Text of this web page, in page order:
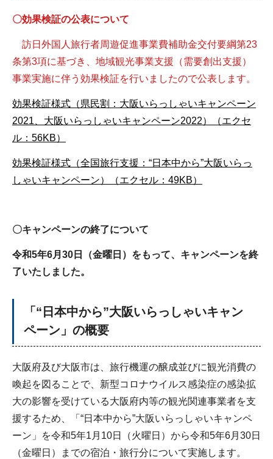
〇効果検証の公表について
訪日外国人旅行者周遊促進事業費補助金交付要綱第23
条第3項に基づき、地域観光事業支援（需要創出支援）
事業実施に伴う効果検証を行いましたので公表します。
効果検証様式（県民割：大阪いらっしゃいキャンペーン
2021、大阪いらっしゃいキャンペーン2022）（エクセ
ル：56KB）
効果検証様式（全国旅行支援：“日本中から”大阪いらっ
しゃいキャンペーン）（エクセル：49KB）
〇キャンペーンの終了について
令和5年6月30日（金曜日）をもって、キャンペーンを終
了いたしました。
「“日本中から”大阪いらっしゃいキャン
ペーン」の概要
大阪府及び大阪市は、旅行機運の醸成並びに観光消費の
喚起を図ることで、新型コロナウイルス感染症の感染拡
大の影響を受けている大阪府内等の観光関連事業者を支
援するため、「“日本中から”大阪いらっしゃいキャンペ
ーン」を令和5年1月10日（火曜日）から令和5年6月30日
（金曜日）までの宿泊・旅行分について実施します。